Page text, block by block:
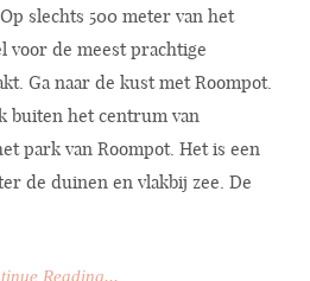
slechts 500 meter van het
voor de meest prachtige
Ga naar de kust met Roompot.
buiten het centrum van
park van Roompot. Het is een
de duinen en vlakbij zee. De
Reading...